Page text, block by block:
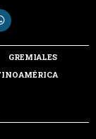
GREMIALES